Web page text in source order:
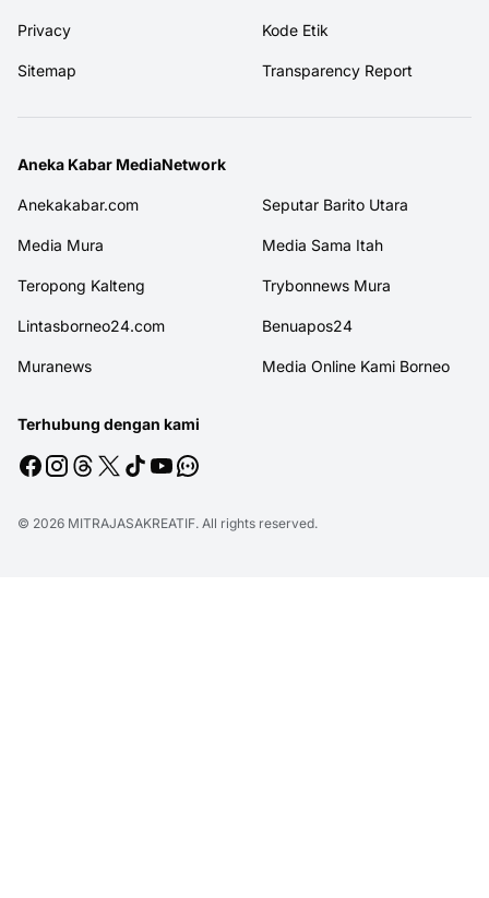
Privacy Kode Etik
Sitemap Transparency Report
Aneka Kabar MediaNetwork
Anekakabar.com Seputar Barito Utara
Media Mura Media Sama Itah
Teropong Kalteng Trybonnews Mura
Lintasborneo24.com Benuapos24
Muranews Media Online Kami Borneo
Terhubung dengan kami
© 2026 MITRAJASAKREATIF. All rights reserved.